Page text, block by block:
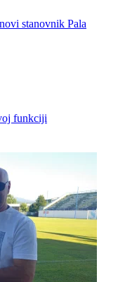
stanovnik Pala
funkciji